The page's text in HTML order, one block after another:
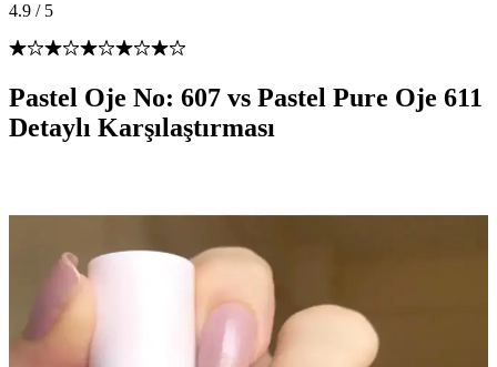
4.9 / 5
Pastel Oje No: 607 vs Pastel Pure Oje 611
Detaylı Karşılaştırması